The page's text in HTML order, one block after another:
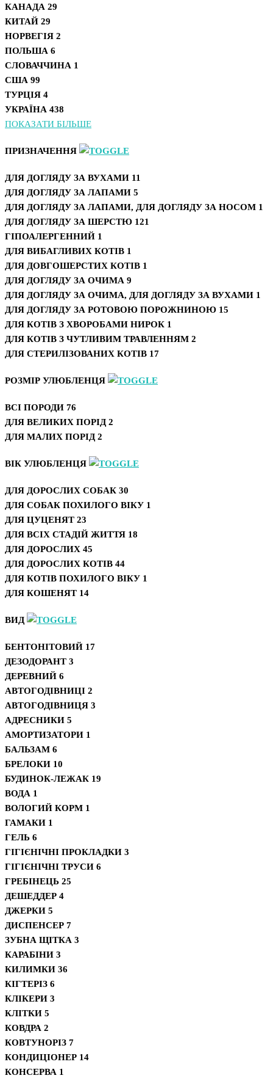
КАНАДА 29
КИТАЙ 29
НОРВЕГІЯ 2
ПОЛЬША 6
СЛОВАЧЧИНА 1
США 99
ТУРЦІЯ 4
УКРАЇНА 438
ПОКАЗАТИ БІЛЬШЕ
ПРИЗНАЧЕННЯ
ДЛЯ ДОГЛЯДУ ЗА ВУХАМИ 11
ДЛЯ ДОГЛЯДУ ЗА ЛАПАМИ 5
ДЛЯ ДОГЛЯДУ ЗА ЛАПАМИ, ДЛЯ ДОГЛЯДУ ЗА НОСОМ 1
ДЛЯ ДОГЛЯДУ ЗА ШЕРСТЮ 121
ГІПОАЛЕРГЕННИЙ 1
ДЛЯ ВИБАГЛИВИХ КОТІВ 1
ДЛЯ ДОВГОШЕРСТИХ КОТІВ 1
ДЛЯ ДОГЛЯДУ ЗА ОЧИМА 9
ДЛЯ ДОГЛЯДУ ЗА ОЧИМА, ДЛЯ ДОГЛЯДУ ЗА ВУХАМИ 1
ДЛЯ ДОГЛЯДУ ЗА РОТОВОЮ ПОРОЖНИНОЮ 15
ДЛЯ КОТІВ З ХВОРОБАМИ НИРОК 1
ДЛЯ КОТІВ З ЧУТЛИВИМ ТРАВЛЕННЯМ 2
ДЛЯ СТЕРИЛІЗОВАНИХ КОТІВ 17
РОЗМІР УЛЮБЛЕНЦЯ
ВСІ ПОРОДИ 76
ДЛЯ ВЕЛИКИХ ПОРІД 2
ДЛЯ МАЛИХ ПОРІД 2
ВІК УЛЮБЛЕНЦЯ
ДЛЯ ДОРОСЛИХ СОБАК 30
ДЛЯ СОБАК ПОХИЛОГО ВІКУ 1
ДЛЯ ЦУЦЕНЯТ 23
ДЛЯ ВСІХ СТАДІЙ ЖИТТЯ 18
ДЛЯ ДОРОСЛИХ 45
ДЛЯ ДОРОСЛИХ КОТІВ 44
ДЛЯ КОТІВ ПОХИЛОГО ВІКУ 1
ДЛЯ КОШЕНЯТ 14
ВИД
БЕНТОНІТОВИЙ 17
ДЕЗОДОРАНТ 3
ДЕРЕВНИЙ 6
АВТОГОДІВНИЦІ 2
АВТОГОДІВНИЦЯ 3
АДРЕСНИКИ 5
АМОРТИЗАТОРИ 1
БАЛЬЗАМ 6
БРЕЛОКИ 10
БУДИНОК-ЛЕЖАК 19
ВОДА 1
ВОЛОГИЙ КОРМ 1
ГАМАКИ 1
ГЕЛЬ 6
ГІГІЄНІЧНІ ПРОКЛАДКИ 3
ГІГІЄНІЧНІ ТРУСИ 6
ГРЕБІНЕЦЬ 25
ДЕШЕДДЕР 4
ДЖЕРКИ 5
ДИСПЕНСЕР 7
ЗУБНА ЩІТКА 3
КАРАБІНИ 3
КИЛИМКИ 36
КІГТЕРІЗ 6
КЛІКЕРИ 3
КЛІТКИ 5
КОВДРА 2
КОВТУНОРІЗ 7
КОНДИЦІОНЕР 14
КОНСЕРВА 1